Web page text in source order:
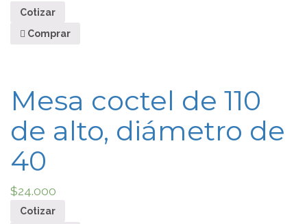
Cotizar
Comprar
Mesa coctel de 110
de alto, diámetro de
40
$24.000
Cotizar